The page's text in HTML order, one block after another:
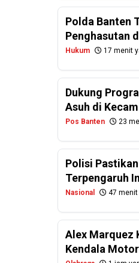
Polda Banten
Penghasutan
Hukum 17 menit
Dukung
Asuh di
Pos Banten 23
Polisi
Terpengaruh
Nasional 47 menit
Alex Marquez
Kendala Motor